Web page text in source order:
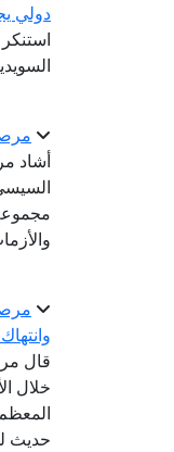
دولي
أشاد
قال
حديث